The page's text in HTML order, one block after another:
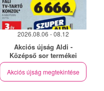
2026.08.06 - 08.12
Akciós újság Aldi -
Középső sor termékei
Akciós újság megtekintése